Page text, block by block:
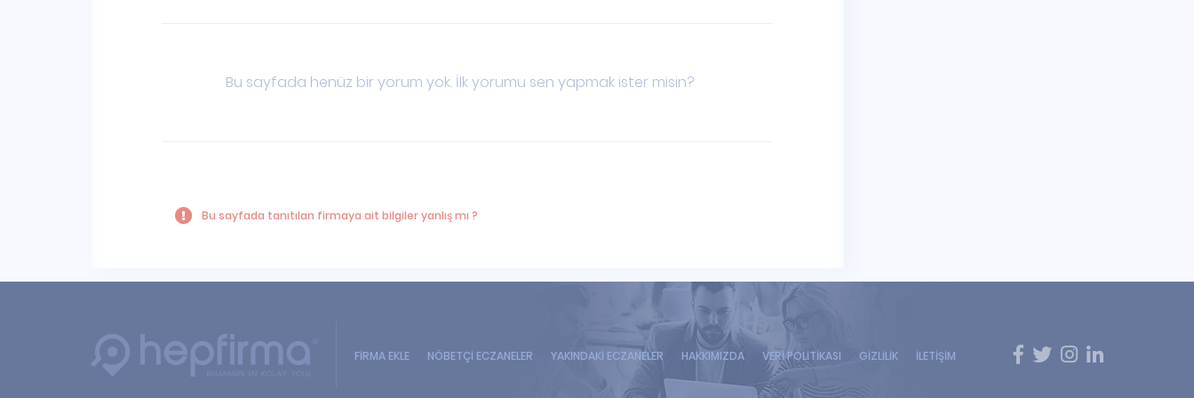
Bu sayfada henüz bir yorum yok. İlk yorumu sen yapmak ister misin?
Bu sayfada tanıtılan firmaya ait bilgiler yanlış mı ?
FİRMA EKLE NÖBETÇİ ECZANELER YAKINDAKİ ECZANELER HAKKIMIZDA VERİ POLİTİKASI GİZLİLİK İLETİŞİM